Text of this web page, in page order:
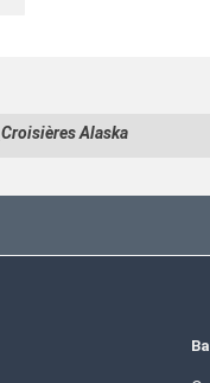
Croisières Alaska